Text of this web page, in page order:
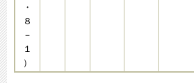
・
８
－
１
）